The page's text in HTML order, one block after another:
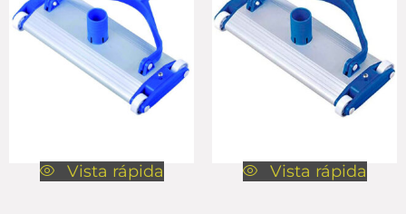
Vista rápida Vista rápida